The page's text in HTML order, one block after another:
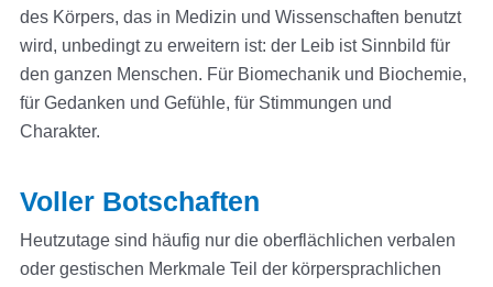
des Körpers, das in Medizin und Wissenschaften benutzt
wird, unbedingt zu erweitern ist: der Leib ist Sinnbild für
den ganzen Menschen. Für Biomechanik und Biochemie,
für Gedanken und Gefühle, für Stimmungen und
Charakter.
Voller Botschaften
Heutzutage sind häufig nur die oberflächlichen verbalen
oder gestischen Merkmale Teil der körpersprachlichen